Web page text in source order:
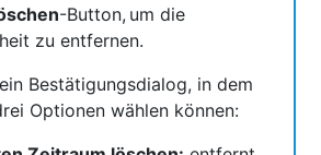
-Button, um die
zu entfernen.
Bestätigungsdialog, in dem
Optionen wählen können: